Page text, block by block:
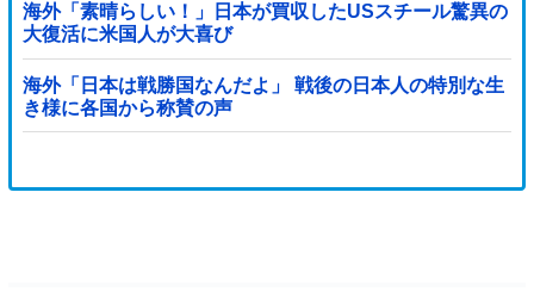
海外「素晴らしい！」日本が買収したUSスチール驚異の
大復活に米国人が大喜び
海外「日本は戦勝国なんだよ」 戦後の日本人の特別な生
き様に各国から称賛の声